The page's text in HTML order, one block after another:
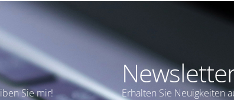
Sie mir! Erhalten Sie Neuigkeiten